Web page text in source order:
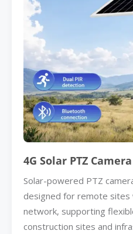
4G Solar PTZ Camera
Solar-powered PTZ
designed for remote
network, supporting
construction sites and